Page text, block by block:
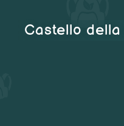
Castello